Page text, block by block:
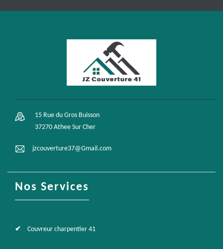
15 Rue du Gros Buisson
37270 Athee Sur Cher
jzcouverture37@Gmail.com
Nos Services
Couvreur charpentier 41